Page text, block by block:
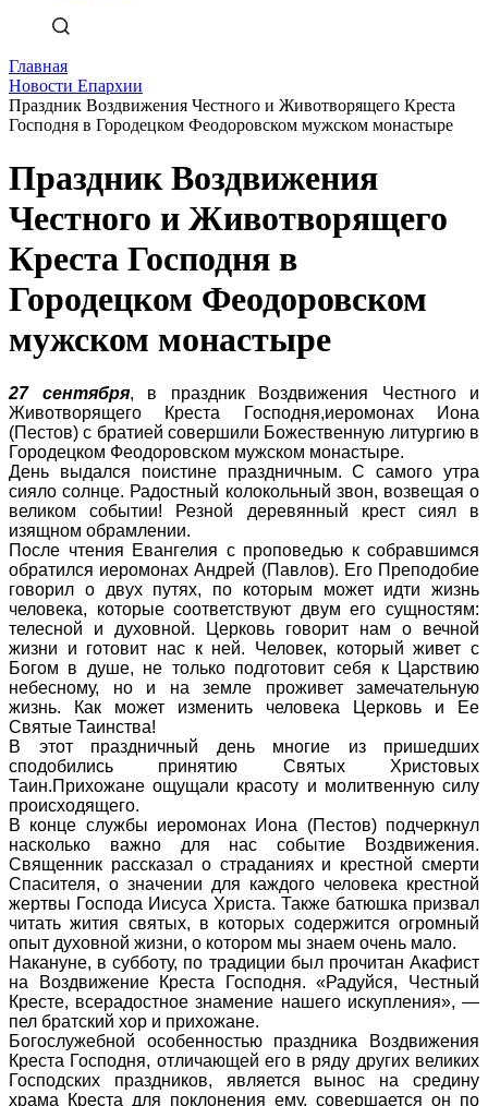
Главная
Новости Епархии
Праздник Воздвижения Честного и Животворящего Креста
Господня в Городецком Феодоровском мужском монастыре
Праздник Воздвижения
Честного и Животворящего
Креста Господня в
Городецком Феодоровском
мужском монастыре
27 сентября, в праздник Воздвижения Честного и
Животворящего Креста Господня,иеромонах Иона
(Пестов) с братией совершили Божественную литургию в
Городецком Феодоровском мужском монастыре.
День выдался поистине праздничным. С самого утра
сияло солнце. Радостный колокольный звон, возвещая о
великом событии! Резной деревянный крест сиял в
изящном обрамлении.
После чтения Евангелия с проповедью к собравшимся
обратился иеромонах Андрей (Павлов). Его Преподобие
говорил о двух путях, по которым может идти жизнь
человека, которые соответствуют двум его сущностям:
телесной и духовной. Церковь говорит нам о вечной
жизни и готовит нас к ней. Человек, который живет с
Богом в душе, не только подготовит себя к Царствию
небесному, но и на земле проживет замечательную
жизнь. Как может изменить человека Церковь и Ее
Святые Таинства!
В этот праздничный день многие из пришедших
сподобились принятию Святых Христовых
Таин.Прихожане ощущали красоту и молитвенную силу
происходящего.
В конце службы иеромонах Иона (Пестов) подчеркнул
насколько важно для нас событие Воздвижения.
Священник рассказал о страданиях и крестной смерти
Спасителя, о значении для каждого человека крестной
жертвы Господа Иисуса Христа. Также батюшка призвал
читать жития святых, в которых содержится огромный
опыт духовной жизни, о котором мы знаем очень мало.
Накануне, в субботу, по традиции был прочитан Акафист
на Воздвижение Креста Господня. «Радуйся, Честный
Кресте, всерадостное знамение нашего искупления», —
пел братский хор и прихожане.
Богослужебной особенностью праздника Воздвижения
Креста Господня, отличающей его в ряду других великих
Господских праздников, является вынос на средину
храма Креста для поклонения ему, совершается он по